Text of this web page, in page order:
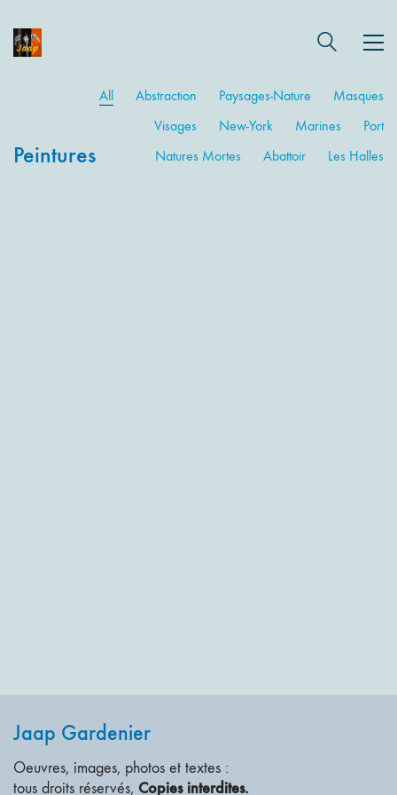
Peintures
All Abstraction Paysages-Nature
Masques
Visages
New-York Marines
Port
Natures Mortes
Abattoir Les Halles
Jaap Gardenier
Oeuvres, images, photos et textes :
tous droits réservés, Copies interdites.